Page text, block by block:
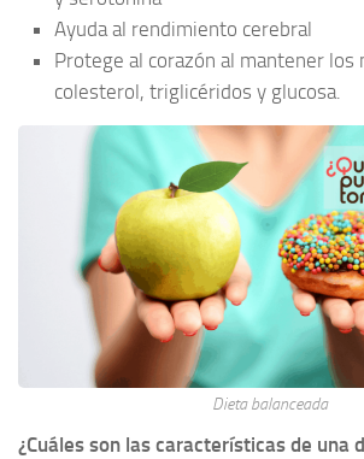
Ayuda al rendimiento cerebral
Protege al corazón al mantener los
colesterol, triglicéridos y glucosa.
Dieta balanceada
¿Cuáles son las características de una